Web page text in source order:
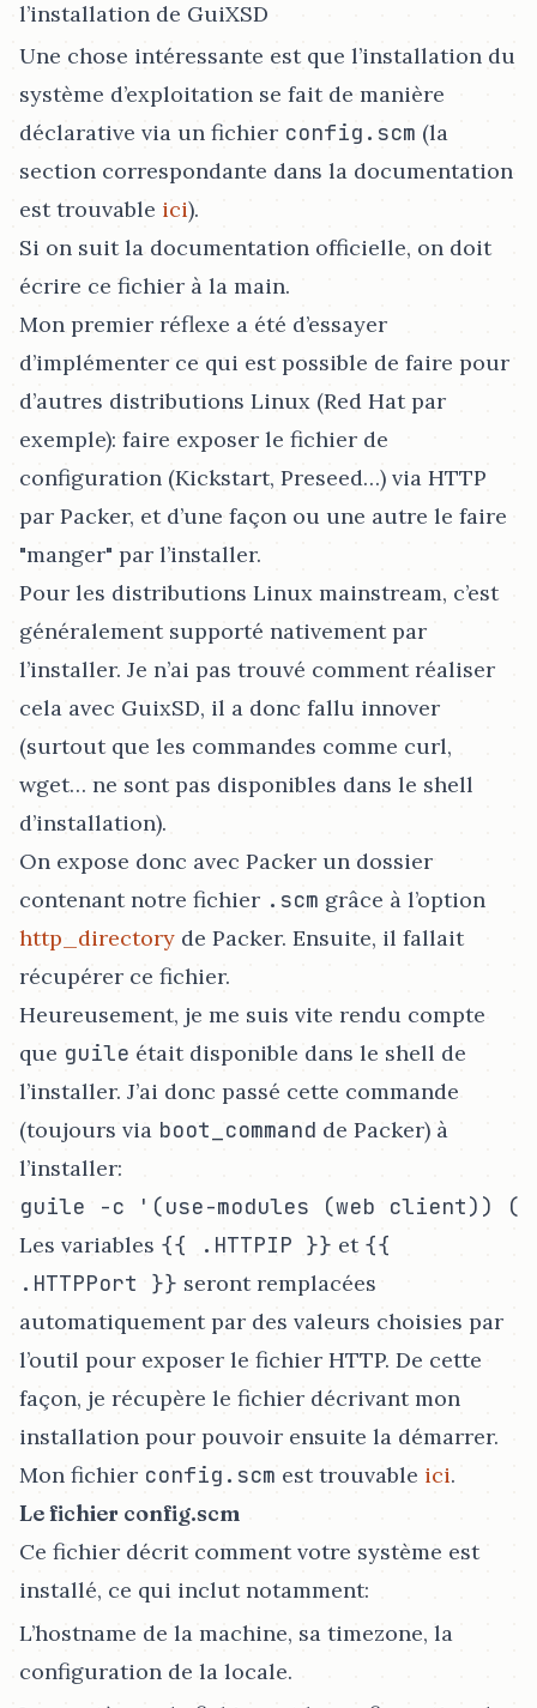
l’installation de GuiXSD
Une chose intéressante est que l’installation du
système d’exploitation se fait de manière
déclarative via un fichier config.scm (la
section correspondante dans la documentation
est trouvable ici).
Si on suit la documentation officielle, on doit
écrire ce fichier à la main.
Mon premier réflexe a été d’essayer
d’implémenter ce qui est possible de faire pour
d’autres distributions Linux (Red Hat par
exemple): faire exposer le fichier de
configuration (Kickstart, Preseed…​) via HTTP
par Packer, et d’une façon ou une autre le faire
"manger" par l’installer.
Pour les distributions Linux mainstream, c’est
généralement supporté nativement par
l’installer. Je n’ai pas trouvé comment réaliser
cela avec GuixSD, il a donc fallu innover
(surtout que les commandes comme curl,
wget…​ ne sont pas disponibles dans le shell
d’installation).
On expose donc avec Packer un dossier
contenant notre fichier .scm grâce à l’option
http_directory de Packer. Ensuite, il fallait
récupérer ce fichier.
Heureusement, je me suis vite rendu compte
que guile était disponible dans le shell de
l’installer. J’ai donc passé cette commande
(toujours via boot_command de Packer) à
l’installer:
Les variables {{ .HTTPIP }} et {{
.HTTPPort }} seront remplacées
automatiquement par des valeurs choisies par
l’outil pour exposer le fichier HTTP. De cette
façon, je récupère le fichier décrivant mon
installation pour pouvoir ensuite la démarrer.
Mon fichier config.scm est trouvable ici.
Le fichier config.scm
Ce fichier décrit comment votre système est
installé, ce qui inclut notamment:
L’hostname de la machine, sa timezone, la
configuration de la locale.